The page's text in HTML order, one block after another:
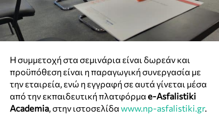
Η συμμετοχή στα σεμινάρια είναι δωρεάν και
προϋπόθεση είναι η παραγωγική συνεργασία με
την εταιρεία, ενώ η εγγραφή σε αυτά γίνεται μέσα
από την εκπαιδευτική πλατφόρμα e-Asfalistiki
Academia, στην ιστοσελίδαwww.np-asfalistiki.gr.